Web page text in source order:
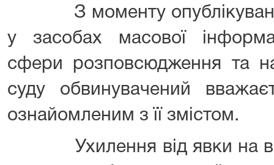
З моменту
у засобах масової
сфери розповсюдження та
суду обвинувачений
ознайомленим з її змістом.
Ухилення від явки на